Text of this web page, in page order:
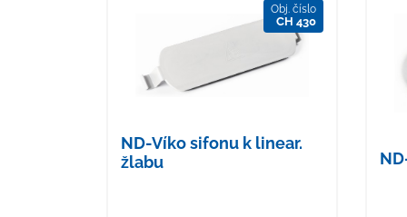
Obj. číslo
CH 430
ND-Víko sifonu k linear.
žlabu